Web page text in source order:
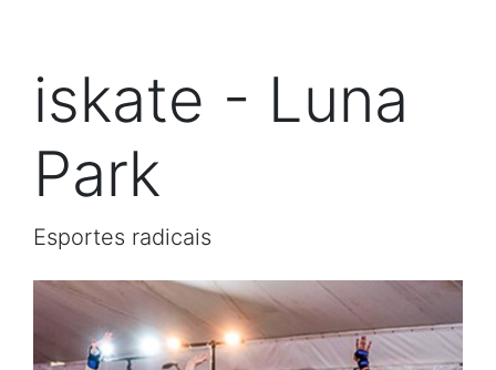
iskate - Luna
Park
Esportes radicais